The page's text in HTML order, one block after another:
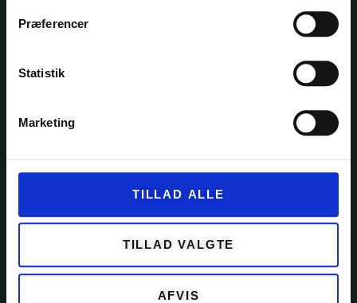
Præferencer
Statistik
Marketing
TILLAD ALLE
TILLAD VALGTE
AFVIS
TILBEHØR